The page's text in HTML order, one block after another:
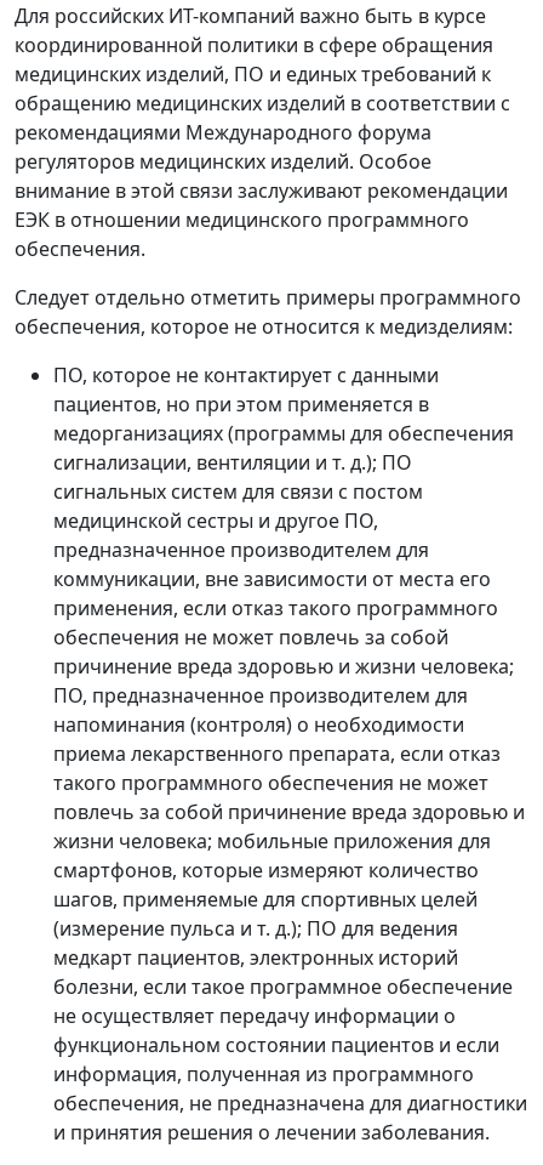
Для российских ИТ-компаний важно быть в курсе
координированной политики в сфере обращения
медицинских изделий, ПО и единых требований к
обращению медицинских изделий в соответствии с
рекомендациями Международного форума
регуляторов медицинских изделий. Особое
внимание в этой связи заслуживают рекомендации
ЕЭК в отношении медицинского программного
обеспечения.
Следует отдельно отметить примеры программного
обеспечения, которое не относится к медизделиям:
ПО, которое не контактирует с данными
пациентов, но при этом применяется в
медорганизациях (программы для обеспечения
сигнализации, вентиляции и т. д.); ПО
сигнальных систем для связи с постом
медицинской сестры и другое ПО,
предназначенное производителем для
коммуникации, вне зависимости от места его
применения, если отказ такого программного
обеспечения не может повлечь за собой
причинение вреда здоровью и жизни человека;
ПО, предназначенное производителем для
напоминания (контроля) о необходимости
приема лекарственного препарата, если отказ
такого программного обеспечения не может
повлечь за собой причинение вреда здоровью и
жизни человека; мобильные приложения для
смартфонов, которые измеряют количество
шагов, применяемые для спортивных целей
(измерение пульса и т. д.); ПО для ведения
медкарт пациентов, электронных историй
болезни, если такое программное обеспечение
не осуществляет передачу информации о
функциональном состоянии пациентов и если
информация, полученная из программного
обеспечения, не предназначена для диагностики
и принятия решения о лечении заболевания.